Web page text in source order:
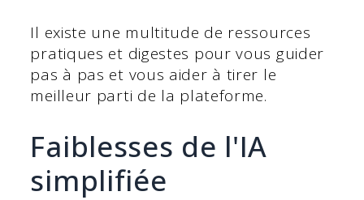
Il existe une multitude de ressources
pratiques et digestes pour vous guider
pas à pas et vous aider à tirer le
meilleur parti de la plateforme.
Faiblesses de l'IA
simplifiée